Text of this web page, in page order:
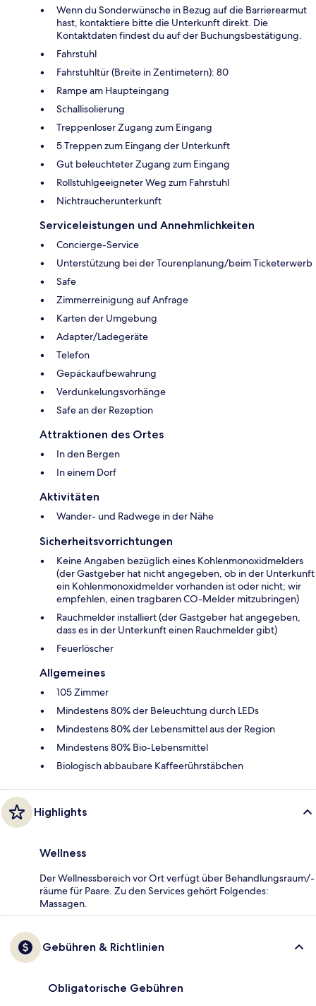
Wenn du Sonderwünsche in Bezug auf die Barrierearmut
hast, kontaktiere bitte die Unterkunft direkt. Die
Kontaktdaten findest du auf der Buchungsbestätigung.
Fahrstuhl
Fahrstuhltür (Breite in Zentimetern): 80
Rampe am Haupteingang
Schallisolierung
Treppenloser Zugang zum Eingang
5 Treppen zum Eingang der Unterkunft
Gut beleuchteter Zugang zum Eingang
Rollstuhlgeeigneter Weg zum Fahrstuhl
Nichtraucherunterkunft
Serviceleistungen und Annehmlichkeiten
Concierge-Service
Unterstützung bei der Tourenplanung/beim Ticketerwerb
Safe
Zimmerreinigung auf Anfrage
Karten der Umgebung
Adapter/Ladegeräte
Telefon
Gepäckaufbewahrung
Verdunkelungsvorhänge
Safe an der Rezeption
Attraktionen des Ortes
In den Bergen
In einem Dorf
Aktivitäten
Wander- und Radwege in der Nähe
Sicherheitsvorrichtungen
Keine Angaben bezüglich eines Kohlenmonoxidmelders
(der Gastgeber hat nicht angegeben, ob in der Unterkunft
ein Kohlenmonoxidmelder vorhanden ist oder nicht; wir
empfehlen, einen tragbaren CO-Melder mitzubringen)
Rauchmelder installiert (der Gastgeber hat angegeben,
dass es in der Unterkunft einen Rauchmelder gibt)
Feuerlöscher
Allgemeines
105 Zimmer
Mindestens 80% der Beleuchtung durch LEDs
Mindestens 80% der Lebensmittel aus der Region
Mindestens 80% Bio-Lebensmittel
Biologisch abbaubare Kaffeerührstäbchen
Highlights
Wellness
Der Wellnessbereich vor Ort verfügt über Behandlungsraum/-
räume für Paare. Zu den Services gehört Folgendes:
Massagen.
Gebühren & Richtlinien
Obligatorische Gebühren